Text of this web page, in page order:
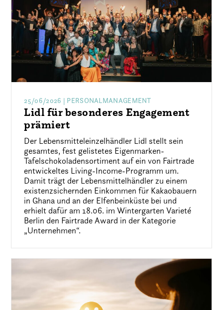
25/06/2026 | PERSONALMANAGEMENT
Lidl für besonderes Engagement
prämiert
Der Lebensmitteleinzelhändler Lidl stellt sein
gesamtes, fest gelistetes Eigenmarken-
Tafelschokoladensortiment auf ein von Fairtrade
entwickeltes Living-Income-Programm um.
Damit trägt der Lebensmittelhändler zu einem
existenzsichernden Einkommen für Kakaobauern
in Ghana und an der Elfenbeinküste bei und
erhielt dafür am 18.06. im Wintergarten Varieté
Berlin den Fairtrade Award in der Kategorie
„Unternehmen“.